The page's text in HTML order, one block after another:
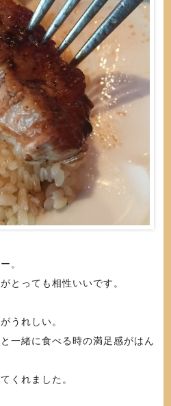
。
とっても相性いいです。
うれしい。
一緒に食べる時の満足感がはん
くれました。